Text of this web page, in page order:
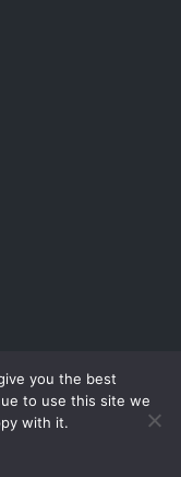
powered by
you the best
to use this site we
with it.